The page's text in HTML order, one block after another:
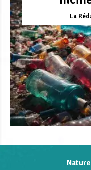
La